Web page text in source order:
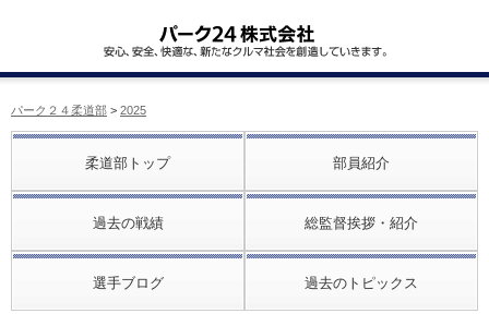
パーク２４柔道部 > 2025
柔道部トップ 部員紹介
過去の戦績 総監督挨拶・紹介
選手ブログ 過去のトピックス